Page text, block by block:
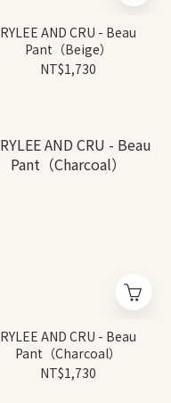
RYLEE AND CRU - Beau
Pant（Beige）
NT$1,730
RYLEE AND CRU - Beau
Pant（Charcoal）
NT$1,730